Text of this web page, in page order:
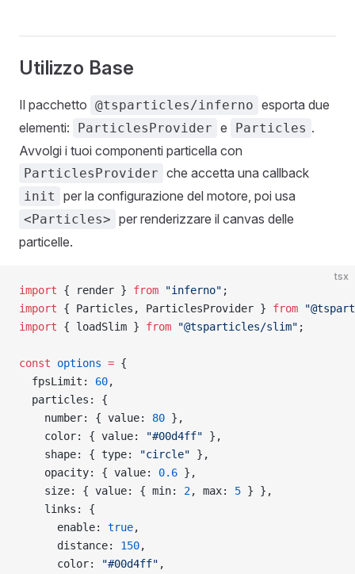
Utilizzo Base
Il pacchetto @tsparticles/inferno esporta due
elementi:
ParticlesProvider e Particles .
Avvolgi i tuoi componenti particella con
ParticlesProvider che accetta una callback
init per la configurazione del motore, poi usa
<Particles> per renderizzare il canvas delle
particelle.
tsx
import { render } from "inferno" ;
import { Particles, ParticlesProvider } from
import { loadSlim } from "@tsparticles/slim" ;
const options = {
  fpsLimit:
60,
  particles: {
    number: { value:
80 },
    color: { value:
"#00d4ff" },
    shape: { type:
"circle" },
    opacity: { value:
0.6 },
    size: { value: { min:
2, max: 5 } },
    links: {
      enable:
true,
      distance:
150,
      color:
"#00d4ff" ,